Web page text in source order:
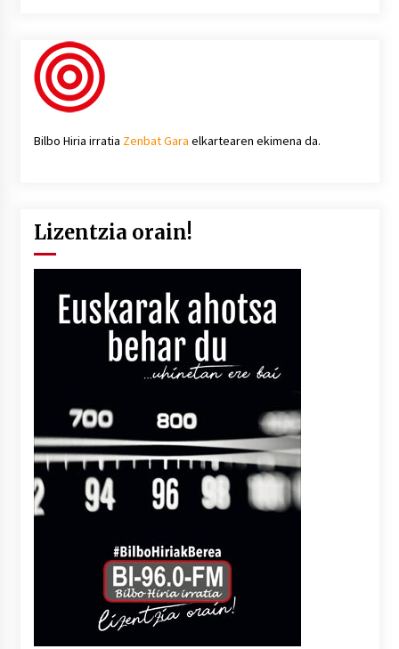
Bilbo Hiria irratia Zenbat Gara elkartearen ekimena da.
Lizentzia orain!